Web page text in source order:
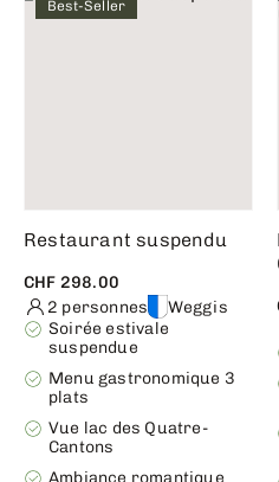
Best-Seller
Restaurant suspendu
CHF 298.00
2 personnes
Weggis
Soirée estivale
suspendue
Menu gastronomique 3
plats
Vue lac des Quatre-
Cantons
Ambiance romantique